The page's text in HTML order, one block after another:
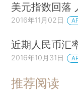
美元指数回落
2016年11月02日
近期人民币汇
2016年10月31日
推荐阅读